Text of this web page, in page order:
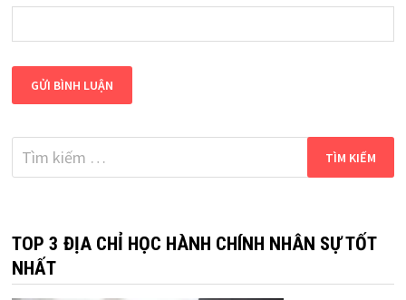
Tìm
kiếm
TOP 3 ĐỊA CHỈ HỌC HÀNH CHÍNH NHÂN SỰ TỐT
NHẤT